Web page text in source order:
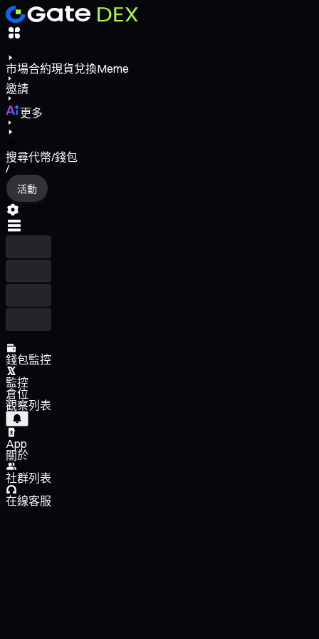
市場合約現貨兌換Meme
邀請
更多
搜尋代幣/錢包
/
活動
錢包監控
監控
倉位
觀察列表
App
關於
社群列表
在線客服